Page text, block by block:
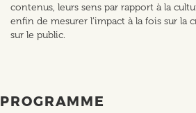
contenus, leurs sens par rapport à la
enfin de mesurer l’impact à la fois sur la
sur le public.
PROGRAMME